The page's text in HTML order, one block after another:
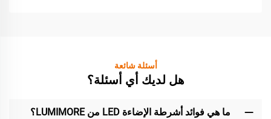
أسئلة شائعة
هل لديك أي أسئلة؟
ما هي فوائد أشرطة الإضاءة LED من LUMIMORE؟